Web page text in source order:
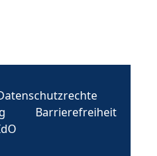
Barrierefreiheit